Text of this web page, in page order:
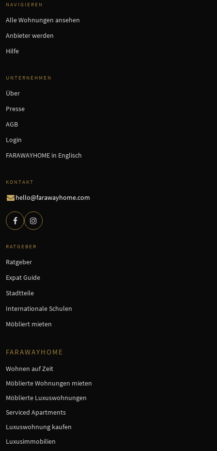
NAVIGIEREN
Alle Wohnungen ansehen
Anbieter werden
Hilfe
UNTERNEHMEN
Über
Presse
AGB
Login
FARAWAYHOME in Englisch
KONTAKT
hello@farawayhome.com
RATGEBER
Ratgeber
Expat Guide
Stadtteile
Internationale Schulen
Möbliert mieten
FARAWAYHOME
Wohnen auf Zeit
Möblierte Wohnungen mieten
Möblierte Luxuswohnungen
Serviced Apartments
Luxuswohnung kaufen
Luxusimmobilien